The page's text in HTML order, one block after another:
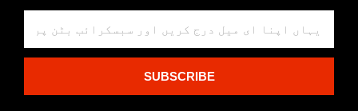
SUBSCRIBE